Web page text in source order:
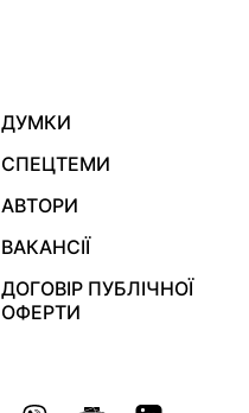
ДУМКИ
СПЕЦТЕМИ
АВТОРИ
ВАКАНСІЇ
ДОГОВІР ПУБЛІЧНОЇ
ОФЕРТИ